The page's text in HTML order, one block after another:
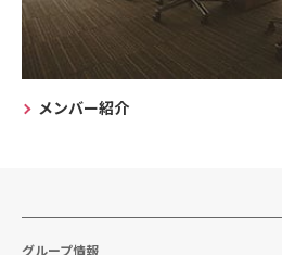
メンバー紹介
グループ情報